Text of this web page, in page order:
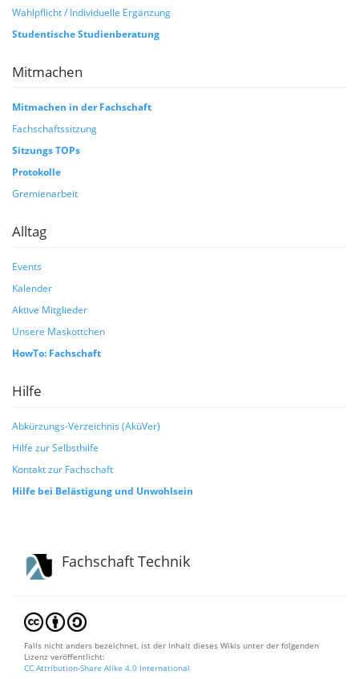
Wahlpflicht / Individuelle Ergänzung
Studentische Studienberatung
Mitmachen
Mitmachen in der Fachschaft
Fachschaftssitzung
Sitzungs TOPs
Protokolle
Gremienarbeit
Alltag
Events
Kalender
Aktive Mitglieder
Unsere Maskottchen
HowTo: Fachschaft
Hilfe
Abkürzungs-Verzeichnis (AküVer)
Hilfe zur Selbsthilfe
Kontakt zur Fachschaft
Hilfe bei Belästigung und Unwohlsein
Fachschaft Technik
Falls nicht anders bezeichnet, ist der Inhalt dieses Wikis unter der folgenden
Lizenz veröffentlicht:
CC Attribution-Share Alike 4.0 International